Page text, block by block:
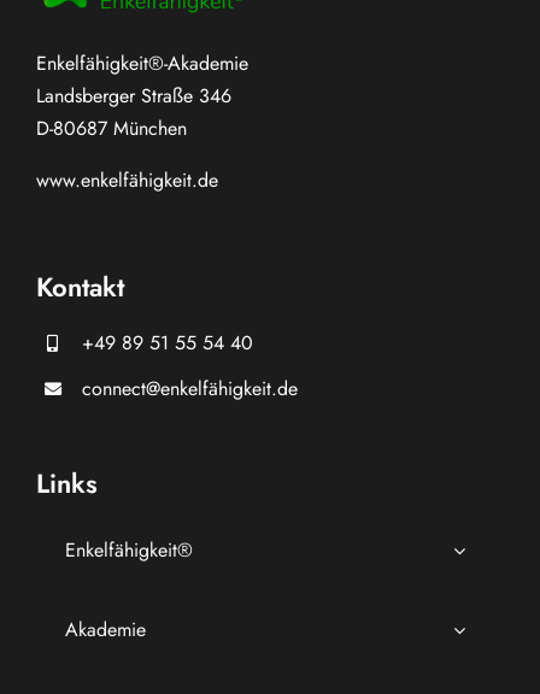
Enkelfähigkeit®-Akademie
Landsberger Straße 346
D-80687 München
www.enkelfähigkeit.de
Kontakt
+49 89 51 55 54 40
connect@enkelfähigkeit.de
Links
Enkelfähigkeit®
Akademie